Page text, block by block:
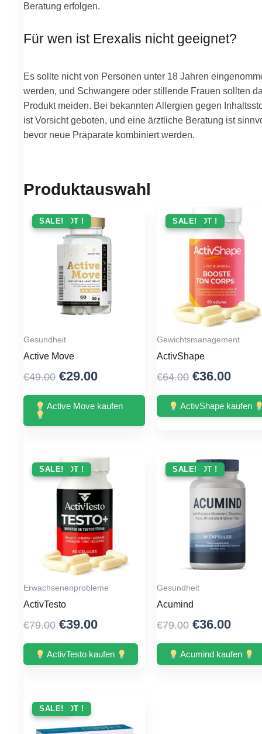
Beratung erfolgen.
Für wen ist Erexalis nicht geeignet?
Es sollte nicht von Personen unter 18 Jahren
werden, und Schwangere oder stillende Frauen sollten
Produkt meiden. Bei bekannten Allergien gegen
ist Vorsicht geboten, und eine ärztliche Beratung ist
bevor neue Präparate kombiniert werden.
Produktauswahl
ANGEBOT !
SALE!
Gesundheit
Active Move
€49.00 Original
price
was:
€49.00.
€29.00Current
price
is:
€29.00.
Active Move kaufen
ANGEBOT !
SALE!
Gewichtsmanagement
ActivShape
€64.00 Original
price
was:
€36.00
price
is:
ActivShape kaufen
ANGEBOT !
SALE!
Erwachsenenprobleme
ActivTesto
€79.00 Original
price
was:
€39.00Current
price
is:
ActivTesto kaufen
ANGEBOT !
SALE!
Gesundheit
Acumind
€79.00 Original
price
was:
€36.00
price
is:
Acumind kaufen
ANGEBOT !
SALE!